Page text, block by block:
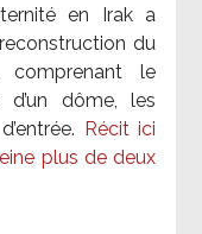
en Irak a
du
comprenant le
dôme, les
Récit ici
plus de deux